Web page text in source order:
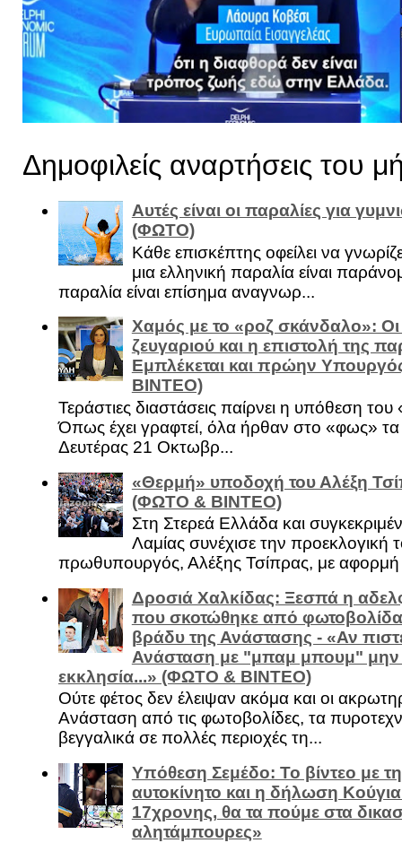
Δημοφιλείς αναρτήσεις του
Αυτές είναι οι παραλίες για
(ΦΩΤΟ)
Κάθε επισκέπτης οφείλει να
μια ελληνική παραλία είναι
παραλία είναι επίσημα αναγνωρ...
Χαμός με το «ροζ σκάνδαλο»: Οι
ζευγαριού και η επιστολή της
Εμπλέκεται και πρώην
ΒΙΝΤΕΟ)
Τεράστιες διαστάσεις παίρνει η υπόθεση
Όπως έχει γραφτεί, όλα ήρθαν στο «φως»
Δευτέρας 21 Οκτωβρ...
«Θερμή» υποδοχή του Αλέξη
(ΦΩΤΟ & ΒΙΝΤΕΟ)
Στη Στερεά Ελλάδα και
Λαμίας συνέχισε την προεκλογική
πρωθυπουργός, Αλέξης Τσίπρας, με αφορμή
Δροσιά Χαλκίδας: Ξεσπά η
που σκοτώθηκε από φωτοβολίδα
βράδυ της Ανάστασης - «Αν
Ανάσταση με "μπαμ μπουμ" μην
εκκλησία...» (ΦΩΤΟ & ΒΙΝΤΕΟ)
Ούτε φέτος δεν έλειψαν ακόμα και οι
Ανάσταση από τις φωτοβολίδες, τα
βεγγαλικά σε πολλές περιοχές τη...
Υπόθεση Σεμέδο: Το βίντεο με
αυτοκίνητο και η δήλωση
17χρονης, θα τα πούμε στα
αλητάμπουρες»